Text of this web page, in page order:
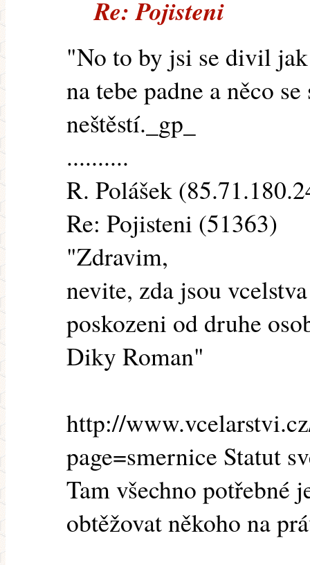
Re: Pojisteni
"No to by jsi se divil
na tebe padne a něco
neštěstí._gp_
..........
R. Polášek
Re: Pojisteni (51363)
"Zdravim,
nevite, zda jsou
poskozeni od druhe
Diky Roman"
http://
page=smernice Statut
Tam všechno potřebné
obtěžovat někoho na